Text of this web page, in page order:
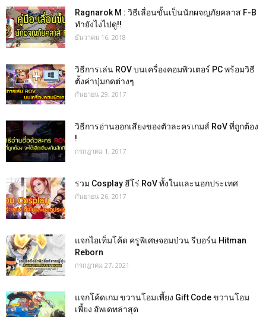
Ragnarok M : วิธีเลื่อนขั้นเป็นนักผจญภัยคลาส F-B
ทำยังไงไปดู!!
ธันวาคม 16, 2018
วิธีการเล่น ROV บนเครื่องคอมพิวเตอร์ PC พร้อมวิธี
ตั้งค่าปุ่มกดต่างๆ
กันยายน 29, 2017
วิธีการอ่านออกเสียงของตัวละครเกมส์ RoV ที่ถูกต้อง
!
กรกฎาคม 1, 2017
รวม Cosplay ฮีโร่ RoV ทั้งในและนอกประเทศ
กันยายน 26, 2017
แจกไอเท็มโค้ด ครูพิเศษจอมป่วน รีบอร์น Hitman
Reborn
กรกฎาคม 27, 2021
แจกโค้ดเกม ขวานโอมเพี้ยง Gift Code ขวานโอม
เพี้ยง อัพเดทล่าสุด